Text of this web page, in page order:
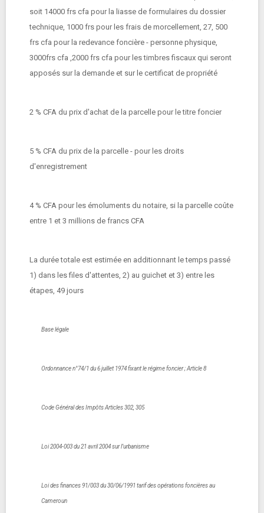
soit 14000 frs cfa pour la liasse de formulaires du dossier
technique, 1000 frs pour les frais de morcellement, 27, 500
frs cfa pour la redevance foncière - personne physique,
3000frs cfa ,2000 frs cfa pour les timbres fiscaux qui seront
apposés sur la demande et sur le certificat de propriété
2 % CFA du prix d'achat de la parcelle pour le titre foncier
5 % CFA du prix de la parcelle - pour les droits
d'enregistrement
4 % CFA pour les émoluments du notaire, si la parcelle coûte
entre 1 et 3 millions de francs CFA
La durée totale est estimée en additionnant le temps passé
1) dans les files d'attentes, 2) au guichet et 3) entre les
étapes, 49 jours
Base légale
Ordonnance n°74/1 du 6 juillet 1974 fixant le régime foncier ; Article 8
Code Général des Impôts Articles 302, 305
Loi 2004-003 du 21 avril 2004 sur l’urbanisme
Loi des finances 91/003 du 30/06/1991 tarif des opérations foncières au
Cameroun